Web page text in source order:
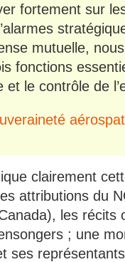
fortement sur
mutuelle,
fonctions
et le contrôle de
clairement
attributions du
les récits
; une
ses